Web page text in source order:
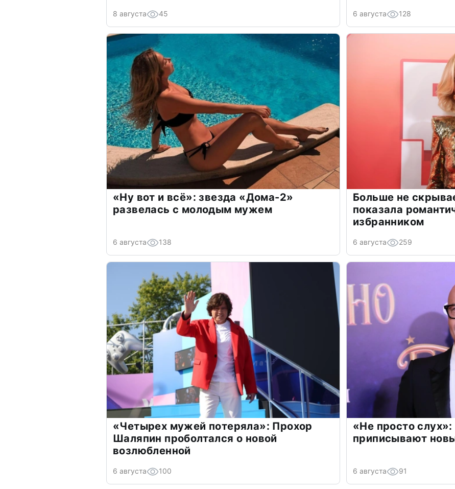
8 августа 45 6 августа 128
«Ну вот и всё»: звезда «Дома-2»
развелась с молодым мужем
6 августа 138
Больше не
показала
избранником
6 августа 259
«Четырех мужей потеряла»: Прохор
Шаляпин проболтался о новой
возлюбленной
6 августа 100
«Не просто
приписывают
6 августа 91